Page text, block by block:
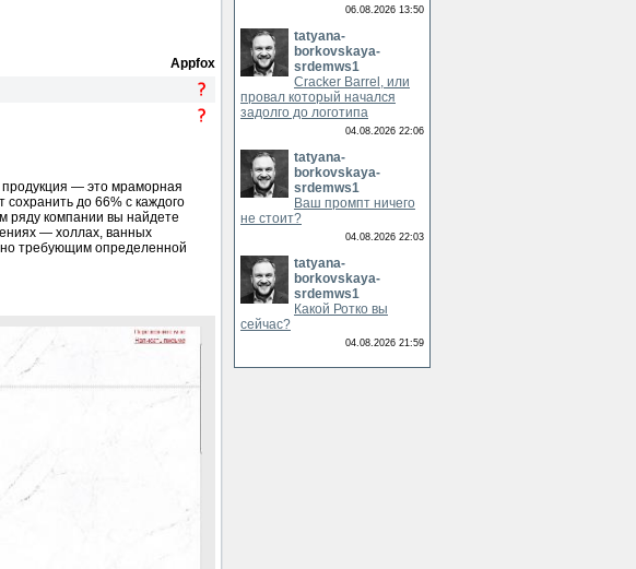
Appfox
— это мраморная
до 66% с каждого
ряду компании вы найдете
— холлах, ванных
требующим определенной
06.08.2026 13:50
tatyana-
borkovskaya-
srdemws1
Cracker Barrel, или
провал который начался
задолго до логотипа
04.08.2026 22:06
tatyana-
borkovskaya-
srdemws1
Ваш промпт ничего
не стоит?
04.08.2026 22:03
tatyana-
borkovskaya-
srdemws1
Какой Ротко вы
сейчас?
04.08.2026 21:59